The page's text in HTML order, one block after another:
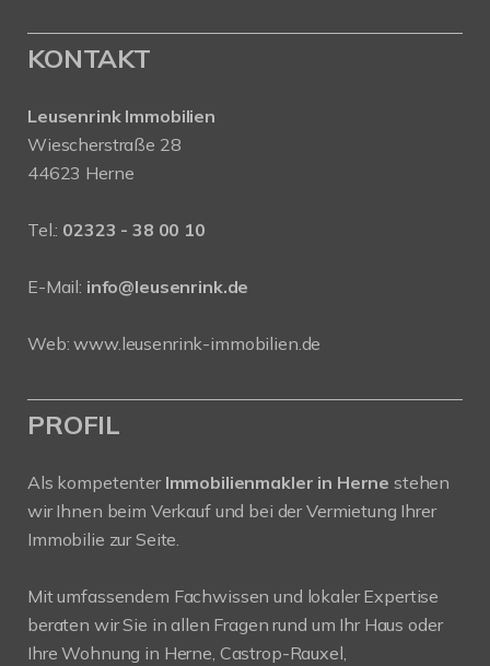
KONTAKT
Leusenrink Immobilien
Wiescherstraße 28
44623 Herne
Tel.: 02323 - 38 00 10
E-Mail: info@leusenrink.de
Web:www.leusenrink-immobilien.de
PROFIL
Als kompetenter Immobilienmakler in Herne stehen
wir Ihnen beim Verkauf und bei der Vermietung Ihrer
Immobilie zur Seite.
Mit umfassendem Fachwissen und lokaler Expertise
beraten wir Sie in allen Fragen rund um Ihr Haus oder
Ihre Wohnung in Herne, Castrop-Rauxel,